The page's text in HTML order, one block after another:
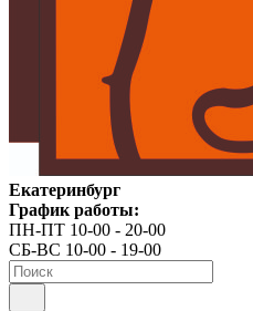
Екатеринбург
График работы:
ПН-ПТ 10-00 - 20-00
СБ-ВС 10-00 - 19-00